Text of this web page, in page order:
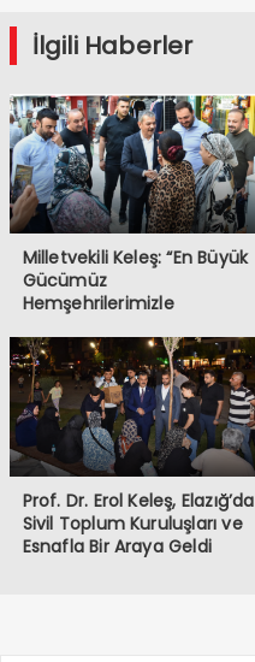
İlgili Haberler
Milletvekili Keleş: “En Büyük
Gücümüz
Hemşehrilerimizle
Prof. Dr. Erol Keleş, Elazığ’da
Sivil Toplum Kuruluşları ve
Esnafla Bir Araya Geldi